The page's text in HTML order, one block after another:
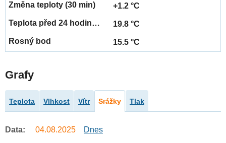
+1.2 °C
19.8 °C
15.5 °C
Grafy
Teplota Vlhkost Vítr Srážky Tlak
Data: 04.08.2025 Dnes